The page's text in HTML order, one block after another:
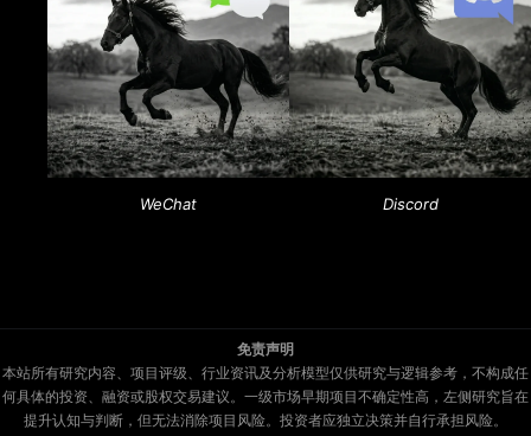
WeChat Discord
免责声明
本站所有研究内容、项目评级、行业资讯及分析模型仅供研究与逻辑参考，不构成任
何具体的投资、融资或股权交易建议。一级市场早期项目不确定性高，左侧研究旨在
提升认知与判断，但无法消除项目风险。投资者应独立决策并自行承担风险。